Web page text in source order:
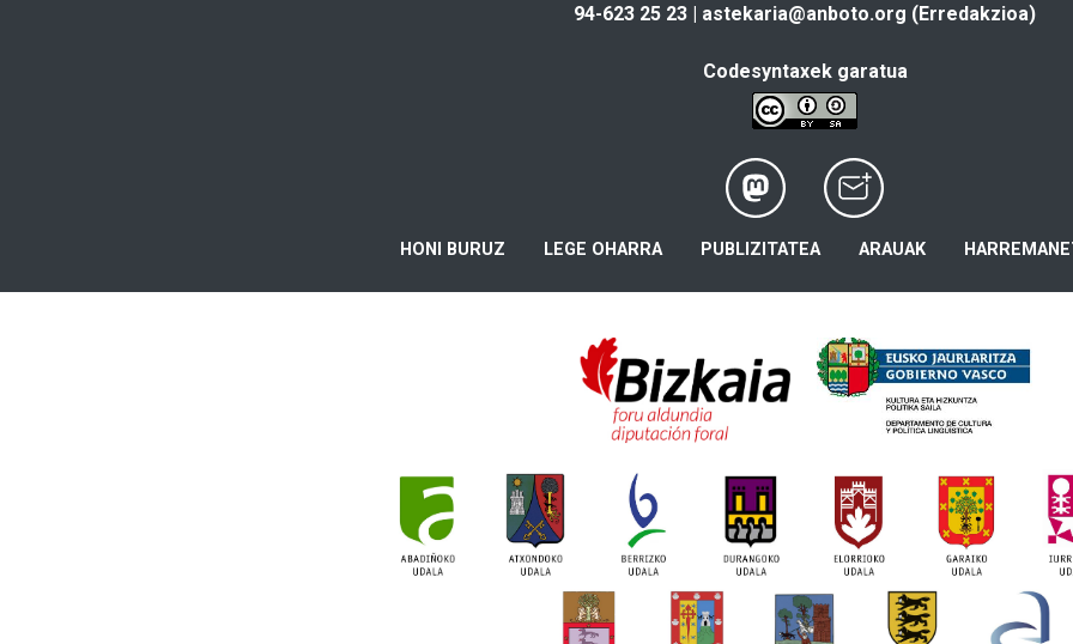
94-623 25 23 | astekaria@anboto.org (Erredakzioa)
Codesyntaxek garatua
HONI BURUZ LEGE OHARRA PUBLIZITATEA ARAUAK